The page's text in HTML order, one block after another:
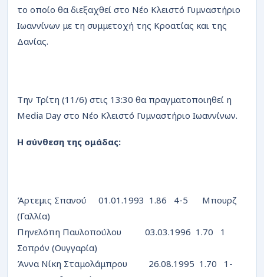
το οποίο θα διεξαχθεί στο Νέο Κλειστό Γυμναστήριο
Ιωαννίνων με τη συμμετοχή της Κροατίας και της
Δανίας.
Την Τρίτη (11/6) στις 13:30 θα πραγματοποιηθεί η
Media Day στο Νέο Κλειστό Γυμναστήριο Ιωαννίνων.
Η σύνθεση της ομάδας:
Άρτεμις Σπανού 01.01.1993 1.86 4-5 Μπουρζ
(Γαλλία)
Πηνελόπη Παυλοπούλου 03.03.1996 1.70 1
Σοπρόν (Ουγγαρία)
Άννα Νίκη Σταμολάμπρου 26.08.1995 1.70 1-